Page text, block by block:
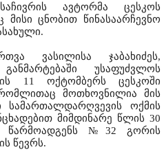
ავტორმა ცესკოს
მისი ცნობით წინასაარჩევნო
ვასილისა ჯაბახიძეს,
უსაფუძვლოს
11 ოქტომბერს ცესკოში
მოთხოვნილია მის
სამართალდარღვევის ოქმის
მიმდინარე წლის 30
წარმოადგენს №32 გორის
წევრს.